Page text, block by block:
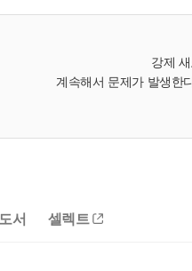
강제
계속해서 문제가 발생한
도서 셀렉트